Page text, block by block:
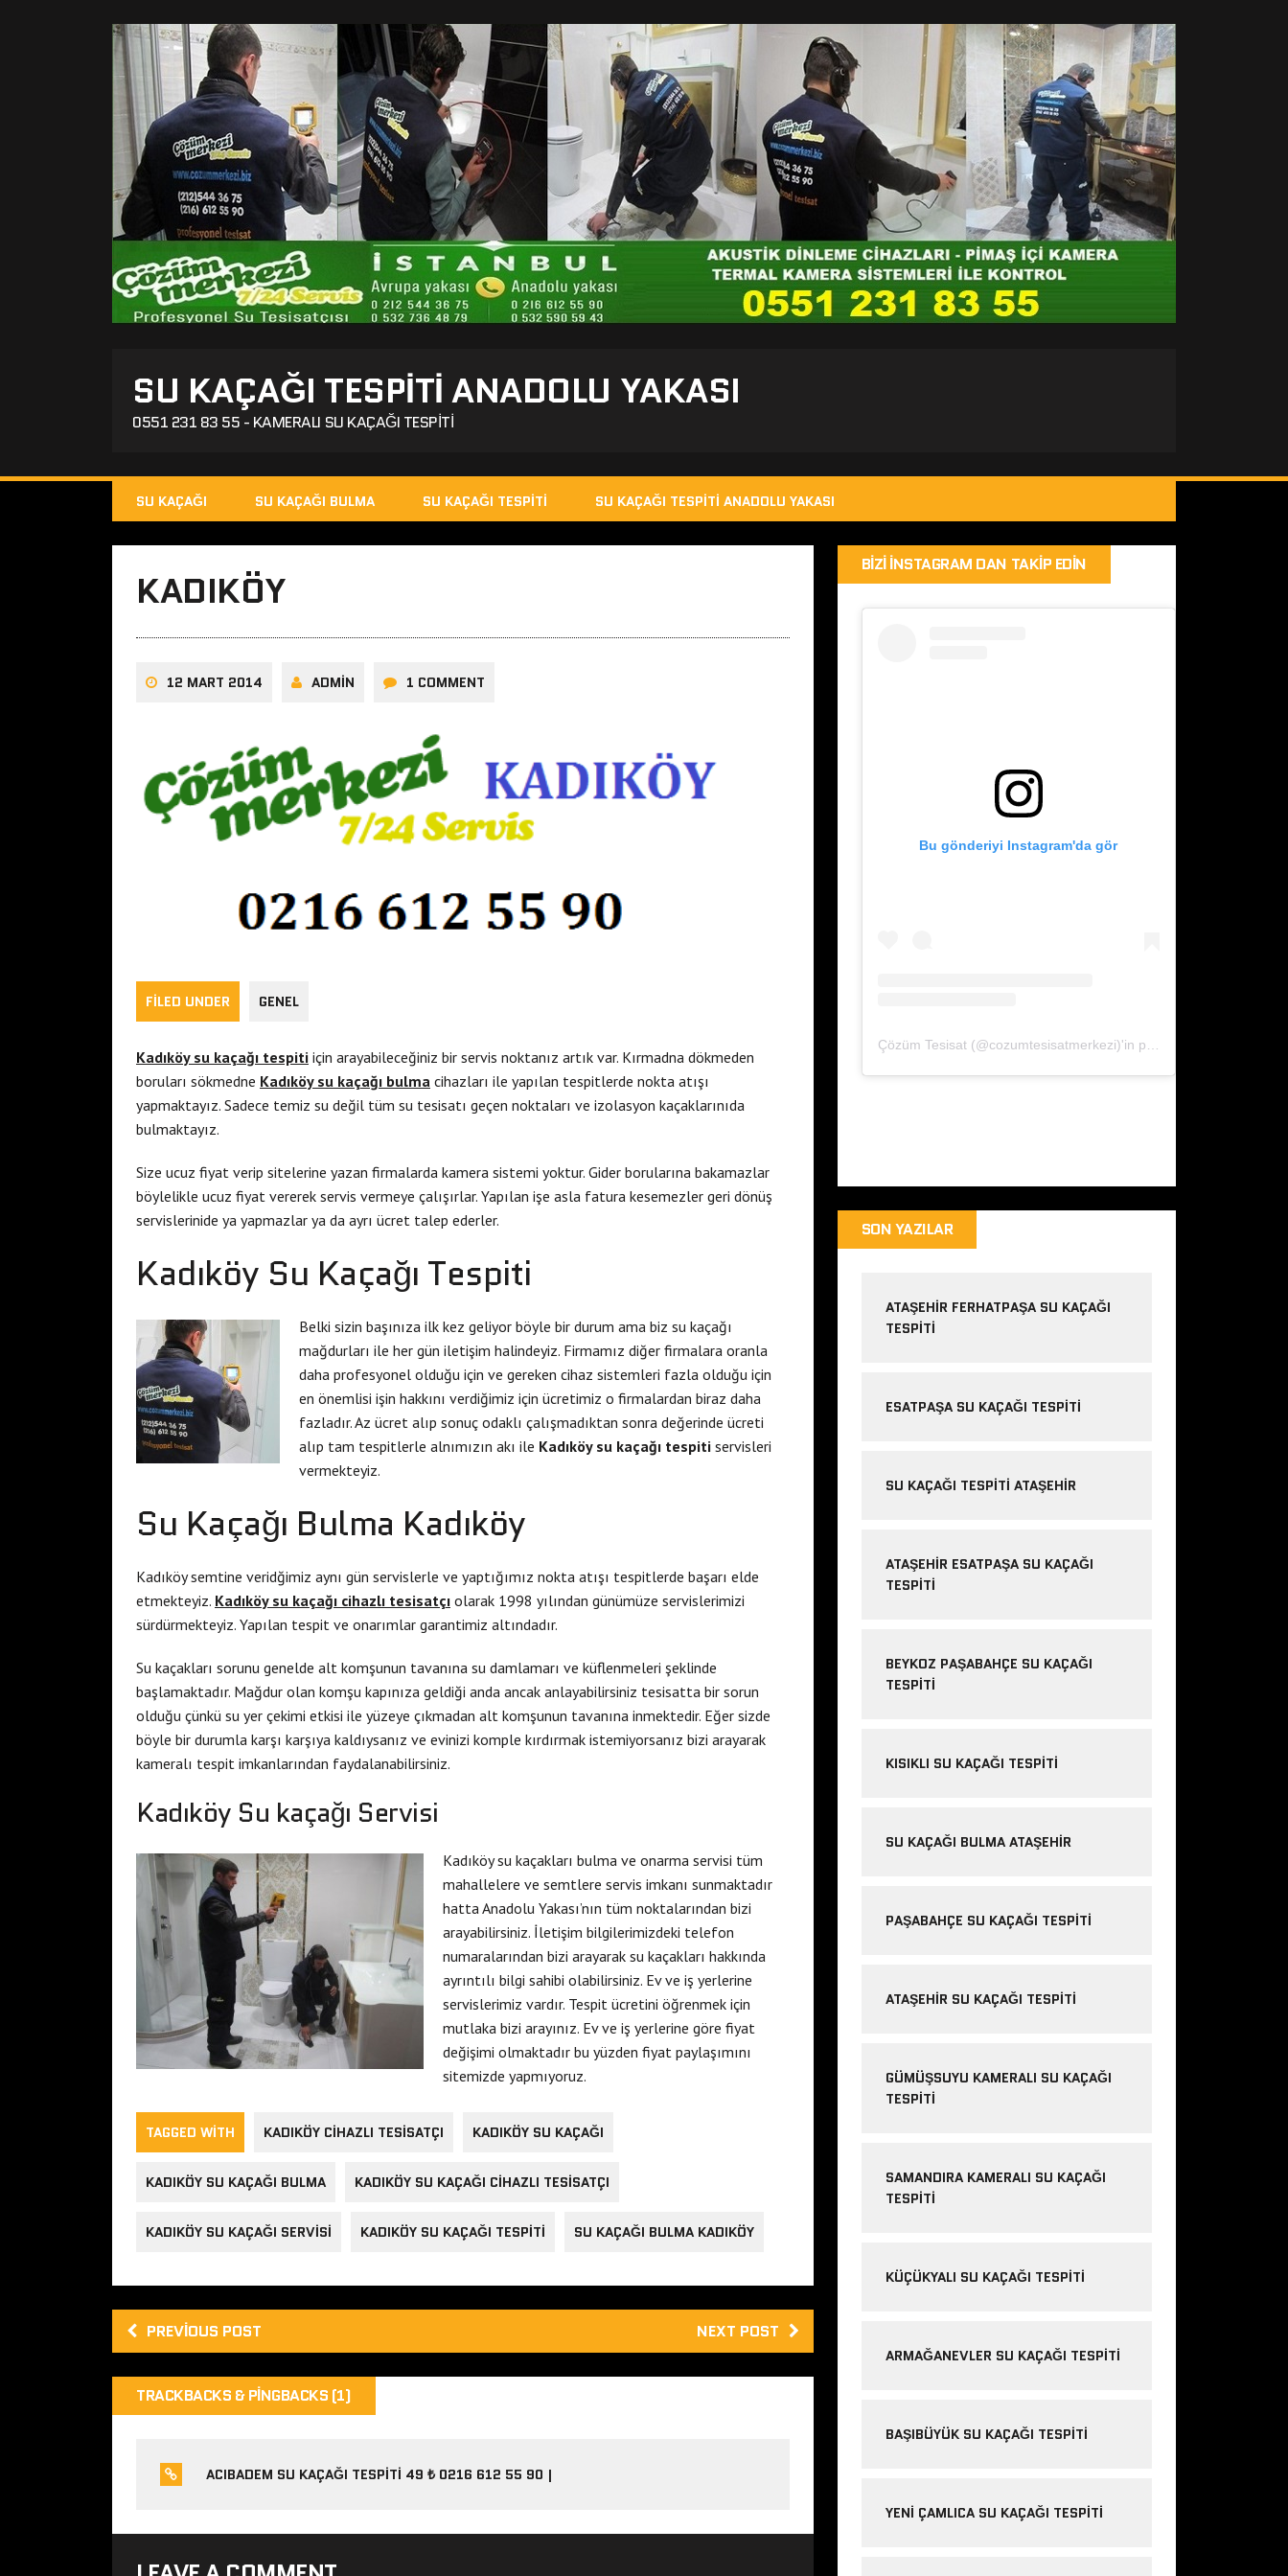
SU KAÇAĞI TESPITI ANADOLU YAKASI
0551 231 83 55 - KAMERALI SU KAÇAĞI TESPITI
SU KAÇAĞI SU KAÇAĞI BULMA SU KAÇAĞI TESPITI SU KAÇAĞI TESPITI ANADOLU YAKASI
KADIKÖY
12 MART 2014 ADMIN 1 COMMENT
FILED UNDER GENEL
Kadıköy su kaçağı tespiti için arayabileceğiniz bir servis noktanız artık var. Kırmadna dökmeden
boruları sökmedne Kadıköy su kaçağı bulma cihazları ile yapılan tespitlerde nokta atışı
yapmaktayız. Sadece temiz su değil tüm su tesisatı geçen noktaları ve izolasyon kaçaklarınıda
bulmaktayız.
Size ucuz fiyat verip sitelerine yazan firmalarda kamera sistemi yoktur. Gider borularına bakamazlar
böylelikle ucuz fiyat vererek servis vermeye çalışırlar. Yapılan işe asla fatura kesemezler geri dönüş
servislerinide ya yapmazlar ya da ayrı ücret talep ederler.
Kadıköy Su Kaçağı Tespiti
Belki sizin başınıza ilk kez geliyor böyle bir durum ama biz su kaçağı
mağdurları ile her gün iletişim halindeyiz. Firmamız diğer firmalara oranla
daha profesyonel olduğu için ve gereken cihaz sistemleri fazla olduğu için
en önemlisi işin hakkını verdiğimiz için ücretimiz o firmalardan biraz daha
fazladır. Az ücret alıp sonuç odaklı çalışmadıktan sonra değerinde ücreti
alıp tam tespitlerle alnımızın akı ile Kadıköy su kaçağı tespiti servisleri
vermekteyiz.
Su Kaçağı Bulma Kadıköy
Kadıköy semtine veridğimiz aynı gün servislerle ve yaptığımız nokta atışı tespitlerde başarı elde
etmekteyiz. Kadıköy su kaçağı cihazlı tesisatçı olarak 1998 yılından günümüze servislerimizi
sürdürmekteyiz. Yapılan tespit ve onarımlar garantimiz altındadır.
Su kaçakları sorunu genelde alt komşunun tavanına su damlamarı ve küflenmeleri şeklinde
başlamaktadır. Mağdur olan komşu kapınıza geldiği anda ancak anlayabilirsiniz tesisatta bir sorun
olduğu çünkü su yer çekimi etkisi ile yüzeye çıkmadan alt komşunun tavanına inmektedir. Eğer sizde
böyle bir durumla karşı karşıya kaldıysanız ve evinizi komple kırdırmak istemiyorsanız bizi arayarak
kameralı tespit imkanlarından faydalanabilirsiniz.
Kadıköy Su kaçağı Servisi
Kadıköy su kaçakları bulma ve onarma servisi tüm
mahallelere ve semtlere servis imkanı sunmaktadır
hatta Anadolu Yakası’nın tüm noktalarından bizi
arayabilirsiniz. İletişim bilgilerimizdeki telefon
numaralarından bizi arayarak su kaçakları hakkında
ayrıntılı bilgi sahibi olabilirsiniz. Ev ve iş yerlerine
servislerimiz vardır. Tespit ücretini öğrenmek için
mutlaka bizi arayınız. Ev ve iş yerlerine göre fiyat
değişimi olmaktadır bu yüzden fiyat paylaşımını
sitemizde yapmıyoruz.
TAGGED WITH KADIKÖY CIHAZLI TESISATÇI KADIKÖY SU KAÇAĞI
KADIKÖY SU KAÇAĞI BULMA KADIKÖY SU KAÇAĞI CIHAZLI TESISATÇI
KADIKÖY SU KAÇAĞI SERVISI KADIKÖY SU KAÇAĞI TESPITI SU KAÇAĞI BULMA KADIKÖY
PREVIOUS POST NEXT POST
TRACKBACKS & PINGBACKS (1)
ACIBADEM SU KAÇAĞI TESPITI 49 ₺ 0216 612 55 90 |
BIZI İNSTAGRAM DAN TAKIP EDIN
Bu gönderiyi Instagram'da gör
SON YAZILAR
ATAŞEHIR FERHATPAŞA SU KAÇAĞI
TESPITI
ESATPAŞA SU KAÇAĞI TESPITI
SU KAÇAĞI TESPITI ATAŞEHIR
ATAŞEHIR ESATPAŞA SU KAÇAĞI
TESPITI
BEYKOZ PAŞABAHÇE SU KAÇAĞI
TESPITI
KISIKLI SU KAÇAĞI TESPITI
SU KAÇAĞI BULMA ATAŞEHIR
PAŞABAHÇE SU KAÇAĞI TESPITI
ATAŞEHIR SU KAÇAĞI TESPITI
GÜMÜŞSUYU KAMERALI SU KAÇAĞI
TESPITI
SAMANDIRA KAMERALI SU KAÇAĞI
TESPITI
KÜÇÜKYALI SU KAÇAĞI TESPITI
ARMAĞANEVLER SU KAÇAĞI TESPITI
BAŞIBÜYÜK SU KAÇAĞI TESPITI
YENI ÇAMLICA SU KAÇAĞI TESPITI